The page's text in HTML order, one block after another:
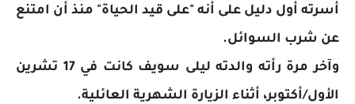
أسرته أول دليل على أنه "على قيد الحياة" منذ أن امتنع
عن شرب السوائل.
وآخر مرة رأته والدته ليلى سويف كانت في 17 تشرين
الأول/أكتوبر، أثناء الزيارة الشهرية العائلية.